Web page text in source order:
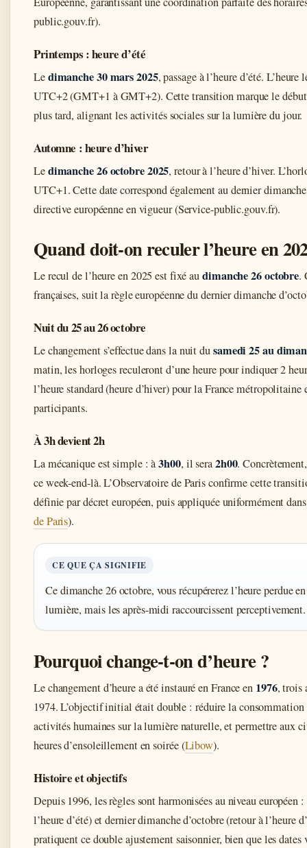
public.gouv.fr).
Printemps : heure d’été
Ledimanche 30 mars 2025, passage à l’heure d’été.
UTC+2 (GMT+1 à GMT+2). Cette transition marque le
plus tard, alignant les activités sociales sur la lumière du jour.
Automne : heure d’hiver
Ledimanche 26 octobre 2025, retour à l’heure d’hiver.
UTC+1. Cette date correspond également au dernier
directive européenne en vigueur (Service-public.gouv.fr).
Quand doit-on reculer l’heure en
Le recul de l’heure en 2025 est fixé audimanche 26 octobre.
françaises, suit la règle européenne du dernier dimanche
Nuit du 25 au 26 octobre
Le changement s’effectue dans la nuit dusamedi 25 au
matin, les horloges reculeront d’une heure pour indiquer 2
l’heure standard (heure d’hiver) pour la France métropolitaine
participants.
À 3h devient 2h
La mécanique est simple : à3h00, il sera2h00.
ce week-end-là. L’Observatoire de Paris confirme cette
définie par décret européen, puis appliquée uniformément
de Paris).
CE QUE ÇA SIGNIFIE
Ce dimanche 26 octobre, vous récupérerez l’heure perdue
lumière, mais les après-midi raccourcissent perceptivement.
Pourquoi change-t-on d’heure ?
Le changement d’heure a été instauré en France en 1976, trois
1974. L’objectif initial était double : réduire la consommation
activités humaines sur la lumière naturelle, et permettre aux
heures d’ensoleillement en soirée (Libow).
Histoire et objectifs
Depuis 1996, les règles sont harmonisées au niveau européen
l’heure d’été) et dernier dimanche d’octobre (retour à l’heure
pratiquent ce double ajustement saisonnier, bien que les